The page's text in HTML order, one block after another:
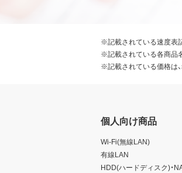
※記載されている速度表
※記載されている各商品
※記載されている価格は
個人向け商品
Wi-Fi(無線LAN)
有線LAN
HDD(ハードディスク)・